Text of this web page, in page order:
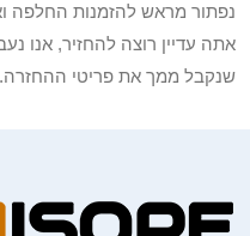
נפתור מראש להזמנות החלפה
אתה עדיין רוצה להחזיר, אנו
שנקבל ממך את פריטי ההחזרה.